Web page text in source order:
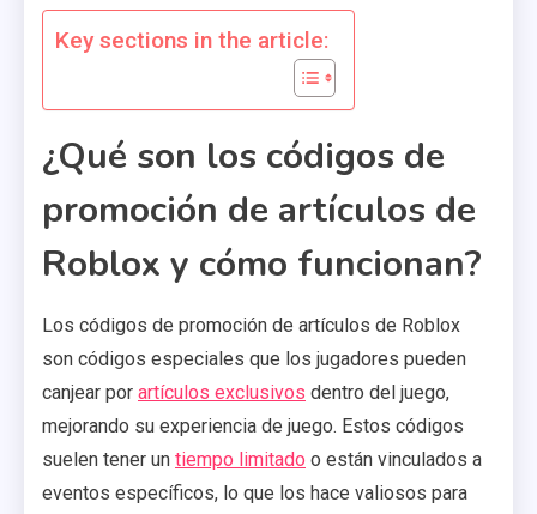
Key sections in the article:
¿Qué son los códigos de
promoción de artículos de
Roblox y cómo funcionan?
Los códigos de promoción de artículos de Roblox
son códigos especiales que los jugadores pueden
canjear por artículos exclusivos dentro del juego,
mejorando su experiencia de juego. Estos códigos
suelen tener un tiempo limitado o están vinculados a
eventos específicos, lo que los hace valiosos para